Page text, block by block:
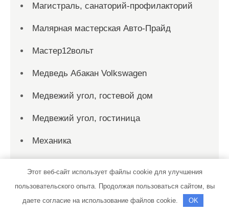
Магистраль, санаторий-профилакторий
Малярная мастерская Авто-Прайд
Мастер12вольт
Медведь Абакан Volkswagen
Медвежий угол, гостевой дом
Медвежий угол, гостиница
Механика
Мойкар, автомойка
Этот веб-сайт использует файлы cookie для улучшения
пользовательского опыта. Продолжая пользоваться сайтом, вы
даете согласие на использование файлов cookie.
OK